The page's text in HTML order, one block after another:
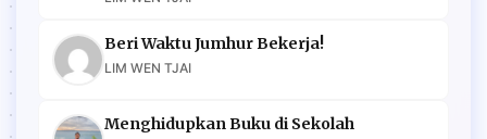
Beri Waktu Jumhur Bekerja!
LIM WEN TJAI
Menghidupkan Buku di Sekolah